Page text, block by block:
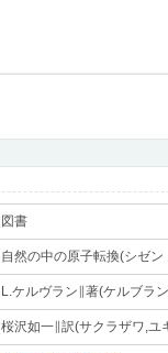
図書
自然の中の原子転換(シゼ
L.ケルヴラン∥著(ケルブラ
桜沢如一∥訳(サクラザワ,ユ